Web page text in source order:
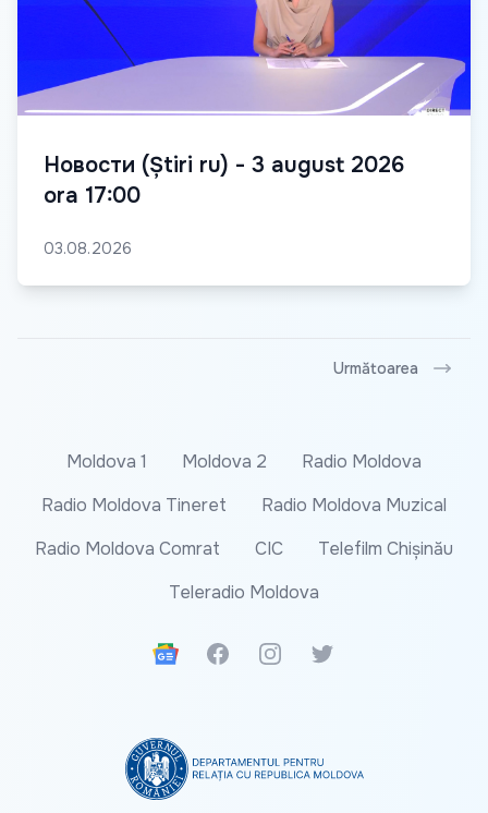
Новости (Știri ru) - 3 august 2026
ora 17:00
03.08.2026
Următoarea
Moldova 1 Moldova 2
Radio Moldova
Radio Moldova Tineret
Radio Moldova Muzical
Radio Moldova Comrat
CIC
Telefilm Chișinău
Teleradio Moldova
Google News
FacebookInstagramTwitter